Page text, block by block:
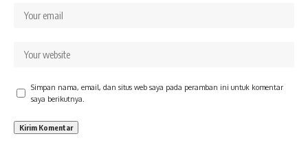
Simpan nama, email, dan situs web saya pada peramban ini untuk komentar
saya berikutnya.